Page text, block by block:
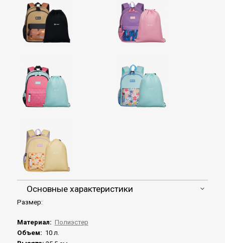
Основные характеристики
Размер:
Материал: Полиэстер
Объем: 10 л.